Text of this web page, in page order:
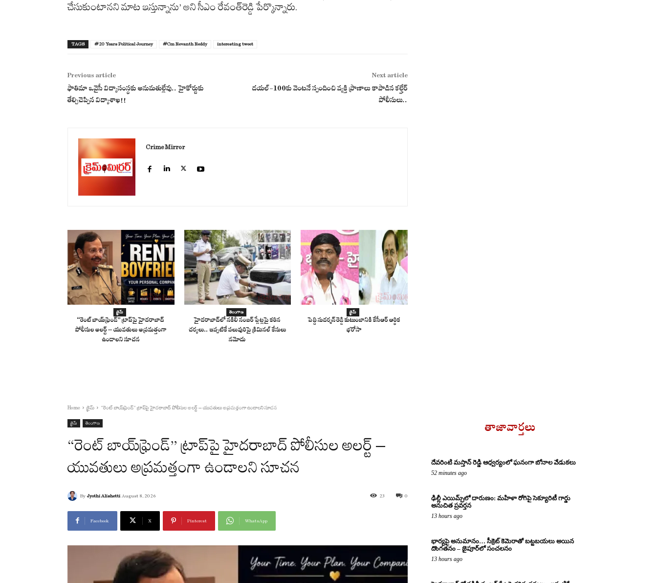
చేసుకుంటానని మాట ఇస్తున్నాను’ అని సీఎం రేవంత్‌రెడ్డి పేర్కొన్నారు.
TAGS #20 Years Political Journey #Cm Revanth Reddy interesting tweet
Previous article
ఫాతిమా ఒవైసీ విద్యాసంస్థకు అనుమతుల్లేవు.. హైకోర్టుకు
తేల్చిచెప్పిన విద్యాశాఖ!!
Next article
డయల్-100కు వెంటనే స్పందించి వ్యక్తి ప్రాణాలు కాపాడిన కల్హేర్
పోలీసులు..
Crime Mirror
క్రైమ్
“రెంట్ బాయ్‌ఫ్రెండ్” ట్రాప్‌పై హైదరాబాద్
పోలీసుల అలర్ట్ – యువతులు అప్రమత్తంగా
ఉండాలని సూచన
తెలంగాణ
హైదరాబాద్‌లో నకిలీ నంబర్ ప్లేట్లపై కఠిన
చర్యలు.. ఇప్పటికే పలువురిపై క్రిమినల్ కేసులు
నమోదు
క్రైమ్
పెద్ది సుదర్శన్ రెడ్డి కుటుంబానికి కేసీఆర్ ఆర్థిక
భరోసా